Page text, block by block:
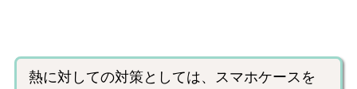
熱に対しての対策としては、スマホケースを